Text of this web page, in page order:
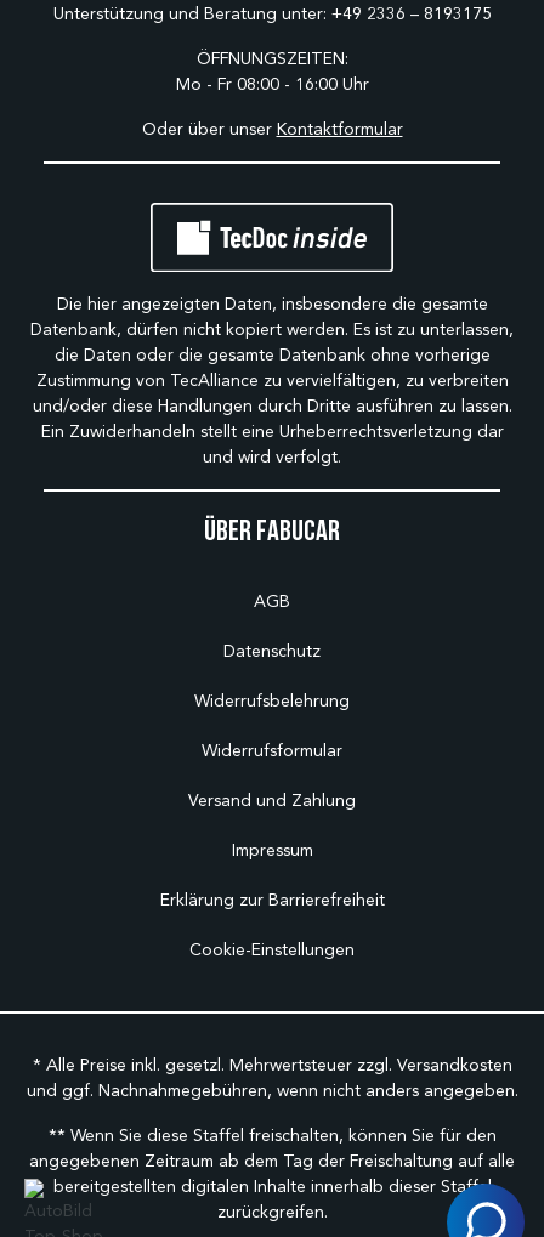
Über Fabucar
AGB
Datenschutz
Widerrufsbelehrung
Widerrufsformular
Versand und Zahlung
Impressum
Erklärung zur Barrierefreiheit
Cookie-Einstellungen
Unterstützung und Beratung unter: +49 2336 – 8193175
ÖFFNUNGSZEITEN:
Mo - Fr 08:00 - 16:00 Uhr
Oder über unser Kontaktformular
Die hier angezeigten Daten, insbesondere die gesamte
Datenbank, dürfen nicht kopiert werden. Es ist zu unterlassen,
die Daten oder die gesamte Datenbank ohne vorherige
Zustimmung von TecAlliance zu vervielfältigen, zu verbreiten
und/oder diese Handlungen durch Dritte ausführen zu lassen.
Ein Zuwiderhandeln stellt eine Urheberrechtsverletzung dar
und wird verfolgt.
* Alle Preise inkl. gesetzl. Mehrwertsteuer zzgl. Versandkosten
und ggf. Nachnahmegebühren, wenn nicht anders angegeben.
** Wenn Sie diese Staffel freischalten, können Sie für den
angegebenen Zeitraum ab dem Tag der Freischaltung auf alle
bereitgestellten digitalen Inhalte innerhalb dieser Staffel
zurückgreifen.